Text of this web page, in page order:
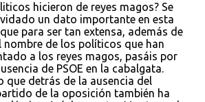
hicieron de reyes magos? Se
un dato importante en esta
para ser tan extensa, además de
nombre de los políticos que han
a los reyes magos, pasáis por
de PSOE en la cabalgata.
que detrás de la ausencia del
de la oposición también ha